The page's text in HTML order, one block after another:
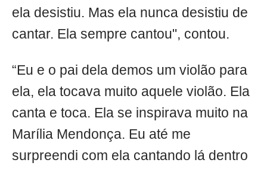
ela desistiu. Mas ela nunca desistiu de
cantar. Ela sempre cantou", contou.
“Eu e o pai dela demos um violão para
ela, ela tocava muito aquele violão. Ela
canta e toca. Ela se inspirava muito na
Marília Mendonça. Eu até me
surpreendi com ela cantando lá dentro